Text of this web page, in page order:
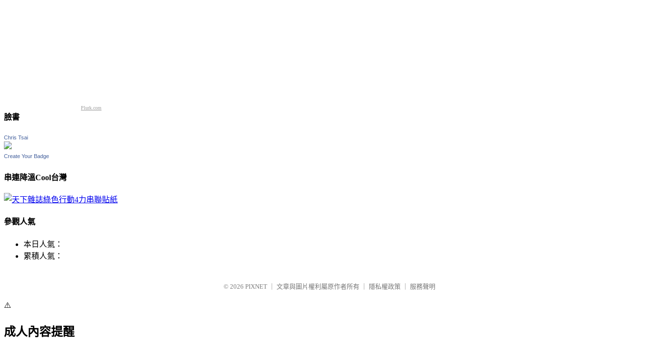
Plurk.com
臉書
Chris Tsai
Create Your Badge
串連降溫Cool台灣
參觀人氣
本日人氣：
累積人氣：
© 2026 PIXNET 文章與圖片權利屬原作者所有 隱私權政策 服務聲明
⚠️
成人內容提醒